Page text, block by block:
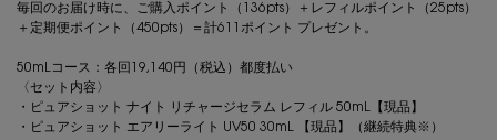
毎回のお届け時に、ご購入ポイント（136pts）＋レフィルポイント（25pts）
＋定期便ポイント（450pts）＝計611ポイント プレゼント。
50mLコース：各回19,140円（税込）都度払い
〈セット内容〉
・ピュアショット ナイト リチャージセラム レフィル 50mL【現品】
・ピュアショット エアリーライト UV50 30mL 【現品】（継続特典※）